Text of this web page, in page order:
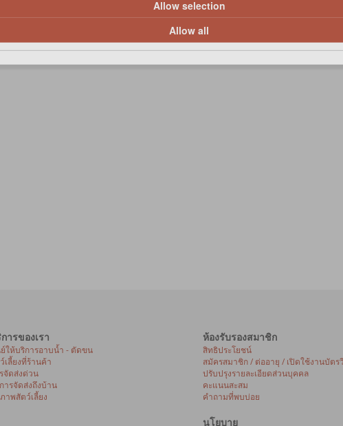
ารของเรา
ให้บริการอาบน้ำ - ตัดขน
เลี้ยงที่ร้านค้า
จัดส่งด่วน
ารจัดส่งถึงบ้าน
าพสัตว์เลี้ยง
ห้องรับรองสมาชิก
สิทธิประโยชน์
สมัครสมาชิก / ต่ออายุ / เปิดใช้งานบัตร
ปรับปรุงรายละเอียดส่วนบุคคล
คะแนนสะสม
คำถามที่พบบ่อย
นโยบาย
Allow selection
Allow all